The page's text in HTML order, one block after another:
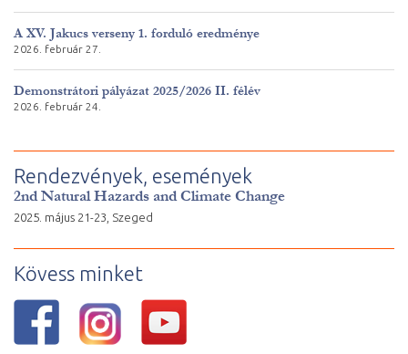
A XV. Jakucs verseny 1. forduló eredménye
2026. február 27.
Demonstrátori pályázat 2025/2026 II. félév
2026. február 24.
Rendezvények, események
2nd Natural Hazards and Climate Change
2025. május 21-23, Szeged
Kövess minket